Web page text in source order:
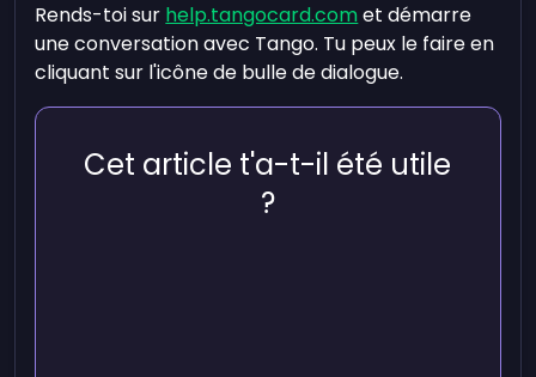
Rends-toi sur help.tangocard.comet démarre
une conversation avec Tango. Tu peux le faire en
cliquant sur l'icône de bulle de dialogue.
Cet article t'a-t-il été utile
?